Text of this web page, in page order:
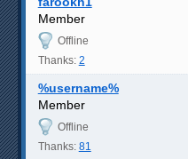
Member
Offline
Thanks: 2
%username%
Member
Offline
Thanks: 81